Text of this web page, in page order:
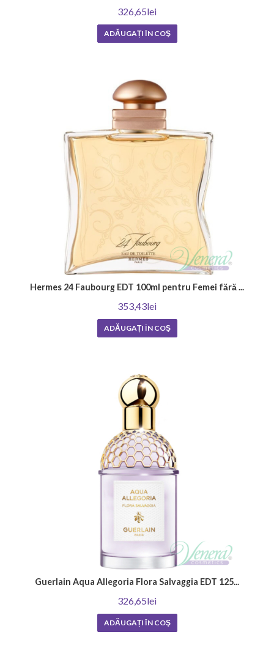
326,65lei
ADĂUGAȚI ÎN COŞ
Hermes 24 Faubourg EDT 100ml pentru Femei fără ...
353,43lei
ADĂUGAȚI ÎN COŞ
Guerlain Aqua Allegoria Flora Salvaggia EDT 125...
326,65lei
ADĂUGAȚI ÎN COŞ